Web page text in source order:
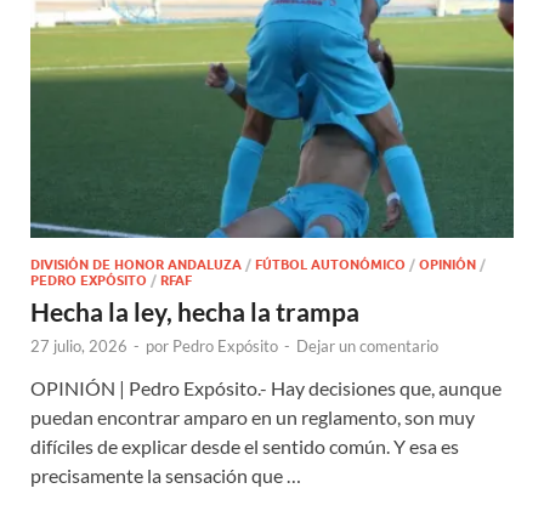
DIVISIÓN DE HONOR ANDALUZA / FÚTBOL AUTONÓMICO / OPINIÓN /
PEDRO EXPÓSITO / RFAF
Hecha la ley, hecha la trampa
27 julio, 2026 - por Pedro Expósito - Dejar un comentario
OPINIÓN | Pedro Expósito.- Hay decisiones que, aunque
puedan encontrar amparo en un reglamento, son muy
difíciles de explicar desde el sentido común. Y esa es
precisamente la sensación que …